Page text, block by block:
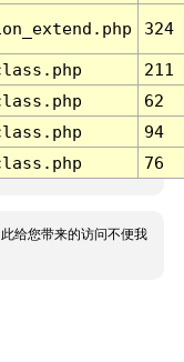
324
211
62
94
76
给您带来的访问不便我